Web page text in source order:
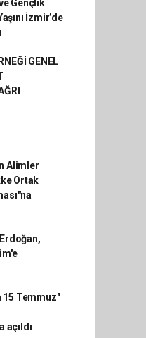
Gençlik
İzmir’de
GENEL
Alimler
Ortak
15 Temmuz"
açıldı